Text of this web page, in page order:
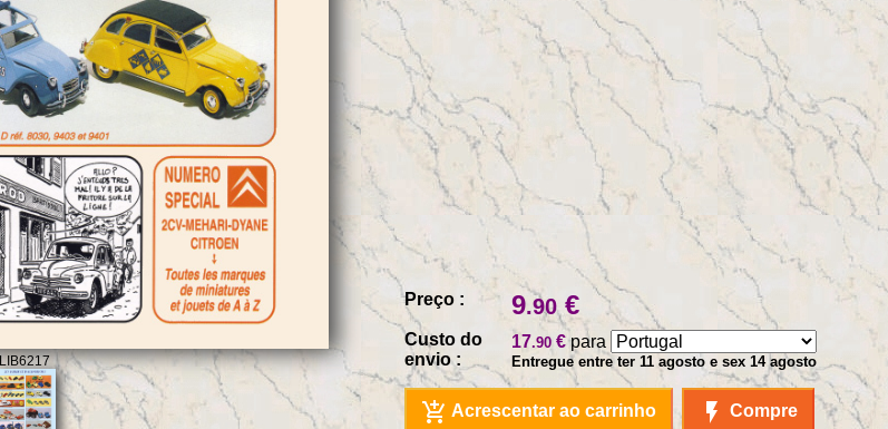
LIB6217
Preço : 9.90€
Custo do
envio :
17.90 €para
Entregue entre ter 11 agosto e sex 14 agosto
add_shopping_cart Acrescentar ao carrinho flash_on Compre